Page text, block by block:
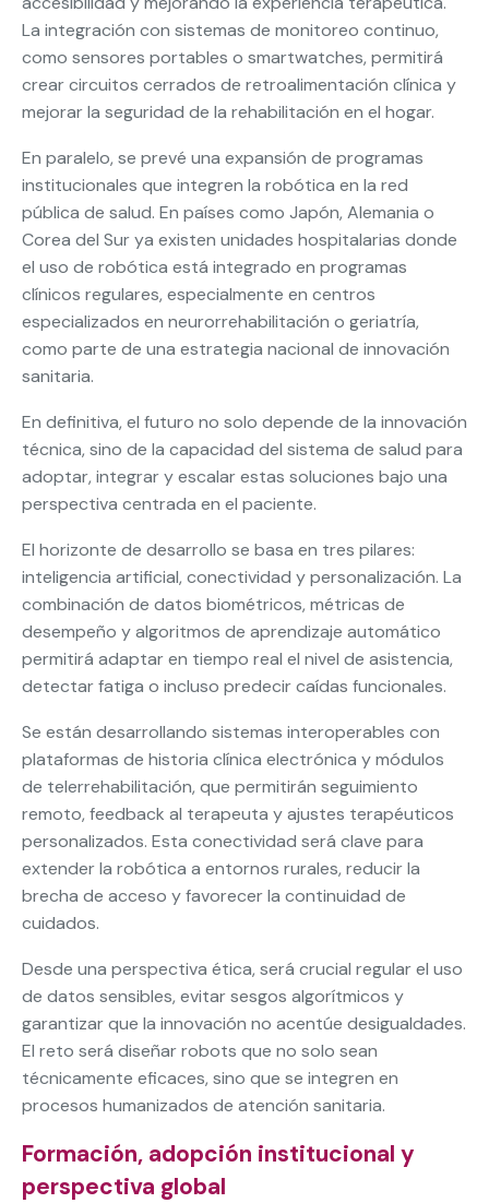
La integración con sistemas de monitoreo continuo,
como sensores portables o smartwatches, permitirá
crear circuitos cerrados de retroalimentación clínica y
mejorar la seguridad de la rehabilitación en el hogar.
En paralelo, se prevé una expansión de programas
institucionales que integren la robótica en la red
pública de salud. En países como Japón, Alemania o
Corea del Sur ya existen unidades hospitalarias donde
el uso de robótica está integrado en programas
clínicos regulares, especialmente en centros
especializados en neurorrehabilitación o geriatría,
como parte de una estrategia nacional de innovación
sanitaria.
En definitiva, el futuro no solo depende de la innovación
técnica, sino de la capacidad del sistema de salud para
adoptar, integrar y escalar estas soluciones bajo una
perspectiva centrada en el paciente.
El horizonte de desarrollo se basa en tres pilares:
inteligencia artificial, conectividad y personalización. La
combinación de datos biométricos, métricas de
desempeño y algoritmos de aprendizaje automático
permitirá adaptar en tiempo real el nivel de asistencia,
detectar fatiga o incluso predecir caídas funcionales.
Se están desarrollando sistemas interoperables con
plataformas de historia clínica electrónica y módulos
de telerrehabilitación, que permitirán seguimiento
remoto, feedback al terapeuta y ajustes terapéuticos
personalizados. Esta conectividad será clave para
extender la robótica a entornos rurales, reducir la
brecha de acceso y favorecer la continuidad de
cuidados.
Desde una perspectiva ética, será crucial regular el uso
de datos sensibles, evitar sesgos algorítmicos y
garantizar que la innovación no acentúe desigualdades.
El reto será diseñar robots que no solo sean
técnicamente eficaces, sino que se integren en
procesos humanizados de atención sanitaria.
Formación, adopción institucional y
perspectiva global